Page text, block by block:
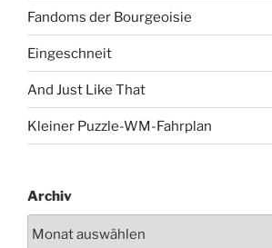
Fandoms der Bourgeoisie
Eingeschneit
And Just Like That
Kleiner Puzzle-WM-Fahrplan
Archiv